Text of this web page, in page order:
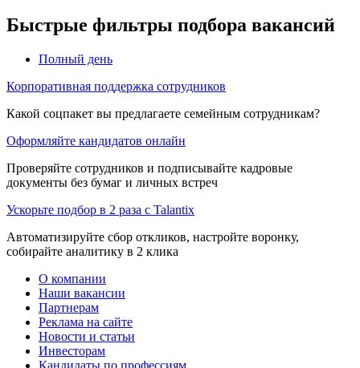
Быстрые фильтры подбора вакансий
Полный день
Корпоративная поддержка сотрудников
Какой соцпакет вы предлагаете семейным сотрудникам?
Оформляйте кандидатов онлайн
Проверяйте сотрудников и подписывайте кадровые
документы без бумаг и личных встреч
Ускорьте подбор в 2 раза с Talantix
Автоматизируйте сбор откликов, настройте воронку,
собирайте аналитику в 2 клика
О компании
Наши вакансии
Партнерам
Реклама на сайте
Новости и статьи
Инвесторам
Кандидаты по профессиям